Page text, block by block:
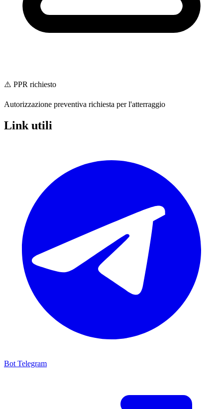
⚠️ PPR richiesto
Autorizzazione preventiva richiesta per l'atterraggio
Link utili
Bot Telegram